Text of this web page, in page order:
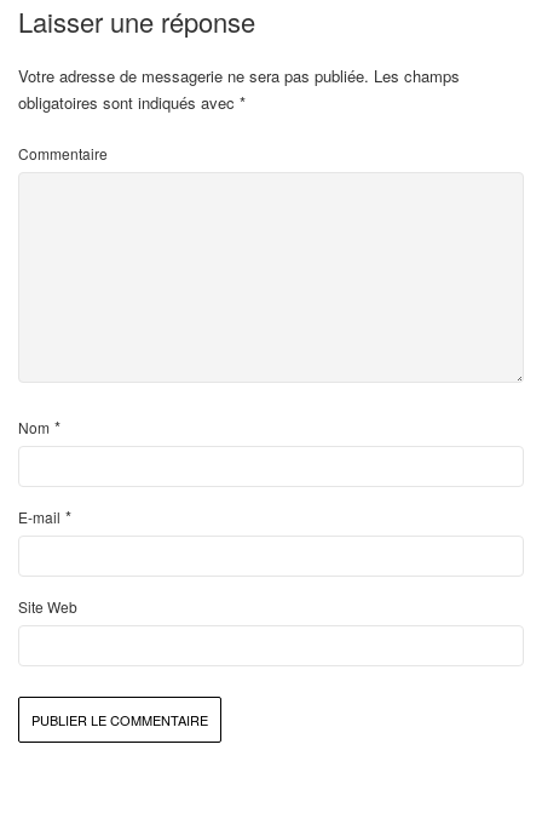
Laisser une réponse
Votre adresse de messagerie ne sera pas publiée. Les champs
obligatoires sont indiqués avec *
Commentaire
Nom *
E-mail *
Site Web